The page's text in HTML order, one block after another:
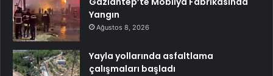
Yangın
Ağustos 8, 2026
Yayla yollarında asfaltlama
çalışmaları başladı